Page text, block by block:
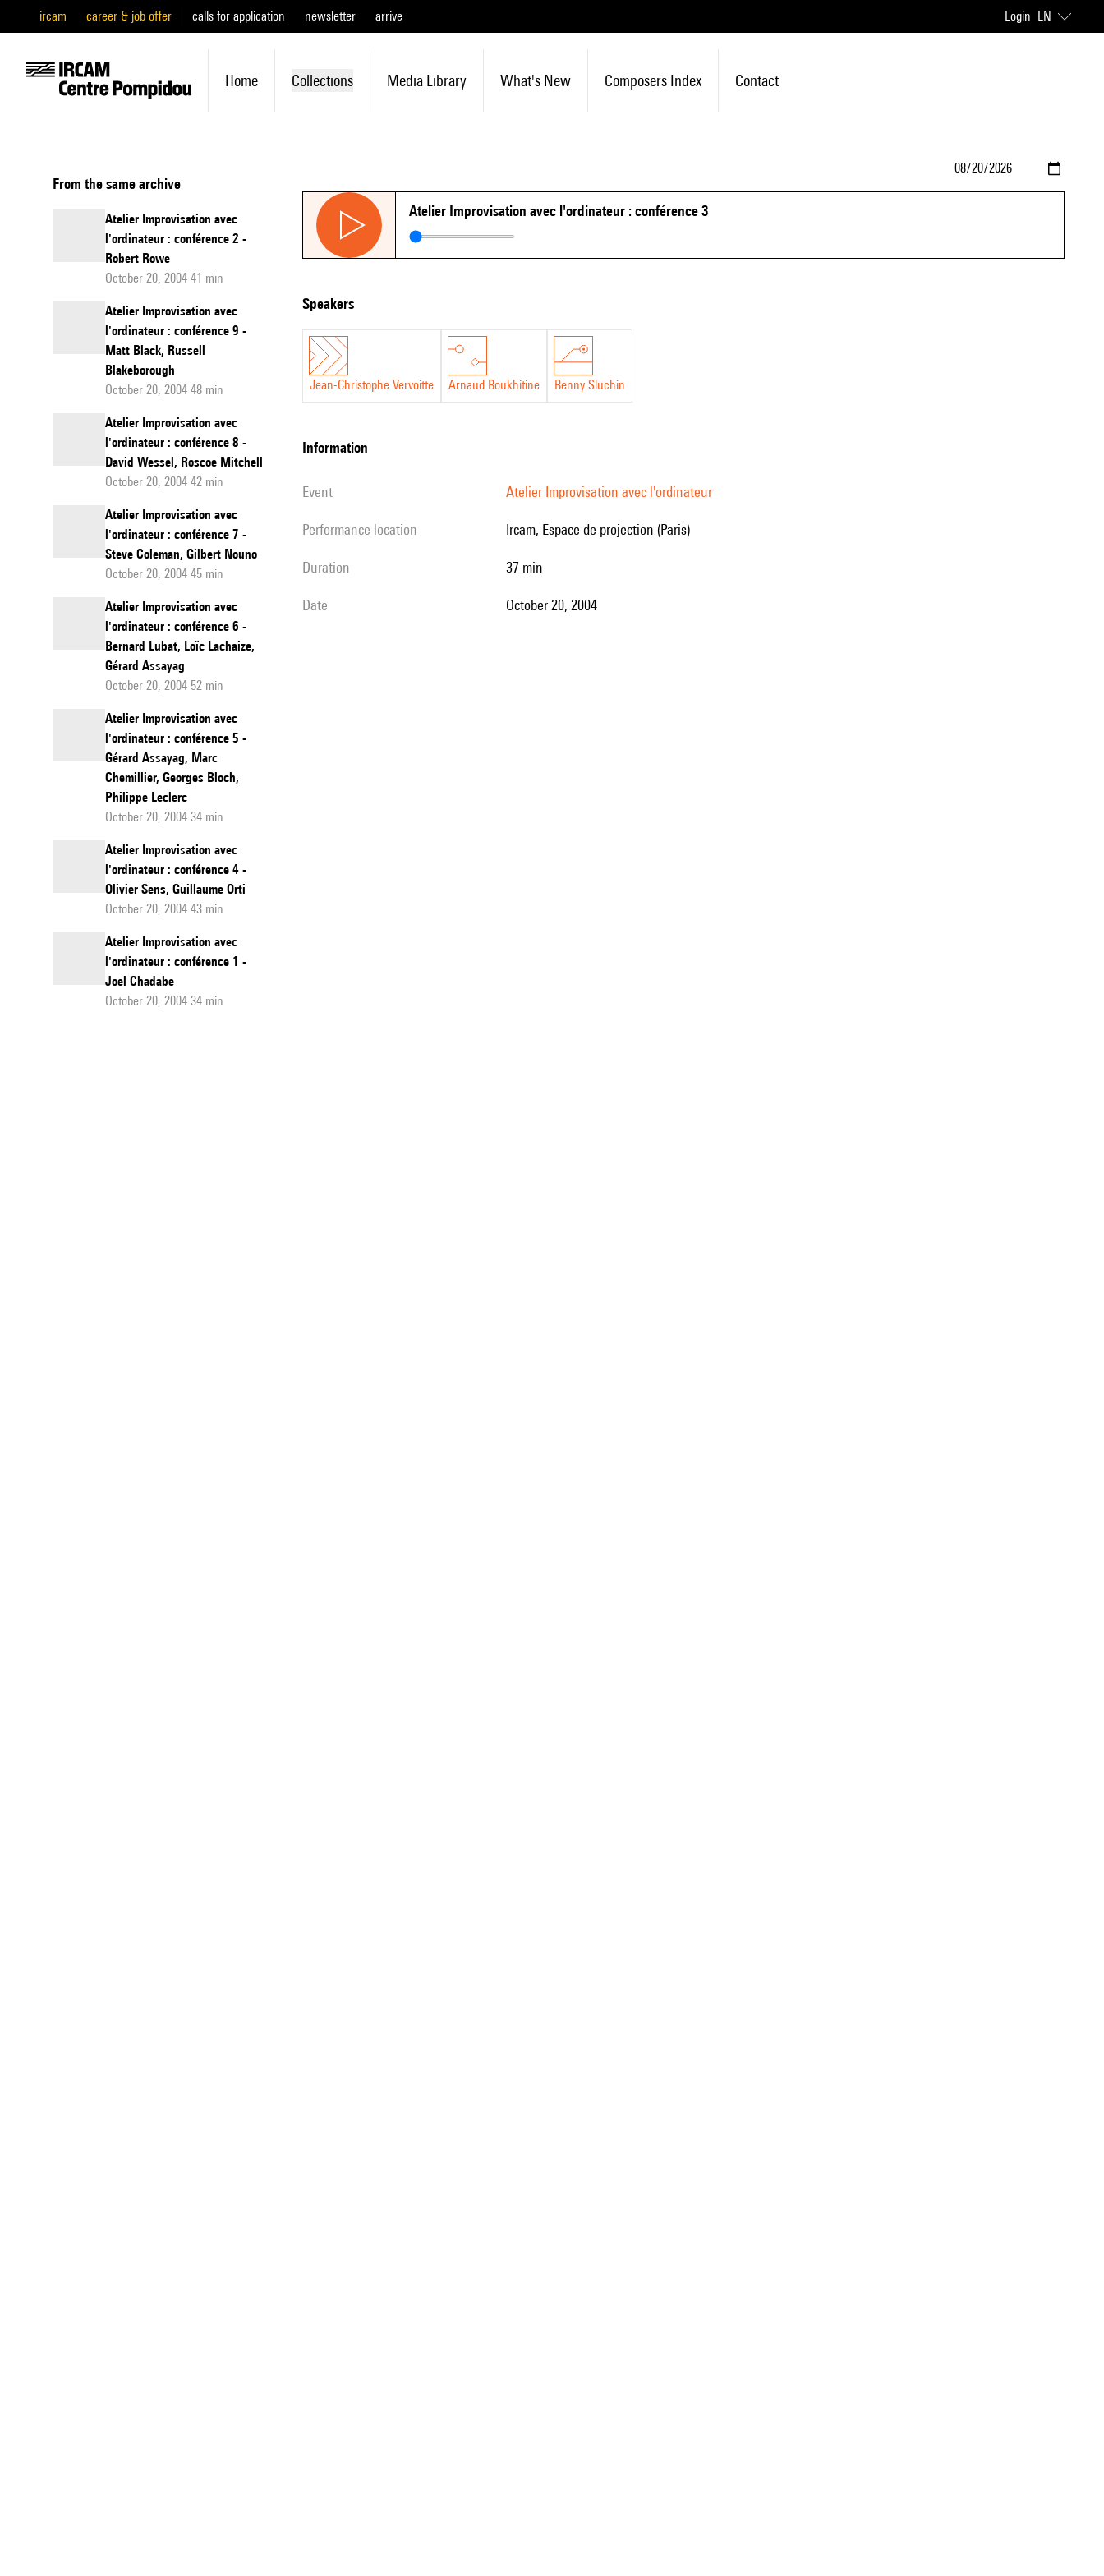
ircam career & job offer calls for application newsletter arrive Login EN
Home Collections Media Library What's New Composers Index Contact
From the same archive
Atelier Improvisation avec
l'ordinateur : conférence 2 -
Robert Rowe
October 20, 2004 41 min
Atelier Improvisation avec
l'ordinateur : conférence 9 -
Matt Black, Russell
Blakeborough
October 20, 2004 48 min
Atelier Improvisation avec
l'ordinateur : conférence 8 -
David Wessel, Roscoe Mitchell
October 20, 2004 42 min
Atelier Improvisation avec
l'ordinateur : conférence 7 -
Steve Coleman, Gilbert Nouno
October 20, 2004 45 min
Atelier Improvisation avec
l'ordinateur : conférence 6 -
Bernard Lubat, Loïc Lachaize,
Gérard Assayag
October 20, 2004 52 min
Atelier Improvisation avec
l'ordinateur : conférence 5 -
Gérard Assayag, Marc
Chemillier, Georges Bloch,
Philippe Leclerc
October 20, 2004 34 min
Atelier Improvisation avec
l'ordinateur : conférence 4 -
Olivier Sens, Guillaume Orti
October 20, 2004 43 min
Atelier Improvisation avec
l'ordinateur : conférence 1 -
Joel Chadabe
October 20, 2004 34 min
Atelier Improvisation avec l'ordinateur : conférence 3
speakers
Jean-Christophe Vervoitte Arnaud Boukhitine Benny Sluchin
information
event Atelier Improvisation avec l'ordinateur
performance location Ircam, Espace de projection (Paris)
duration 37 min
date October 20, 2004